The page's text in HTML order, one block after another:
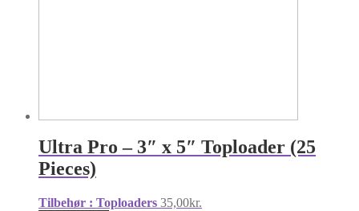
Ultra Pro – 3″ x 5″ Toploader (25
Pieces)
Tilbehør : Toploaders 35,00kr.